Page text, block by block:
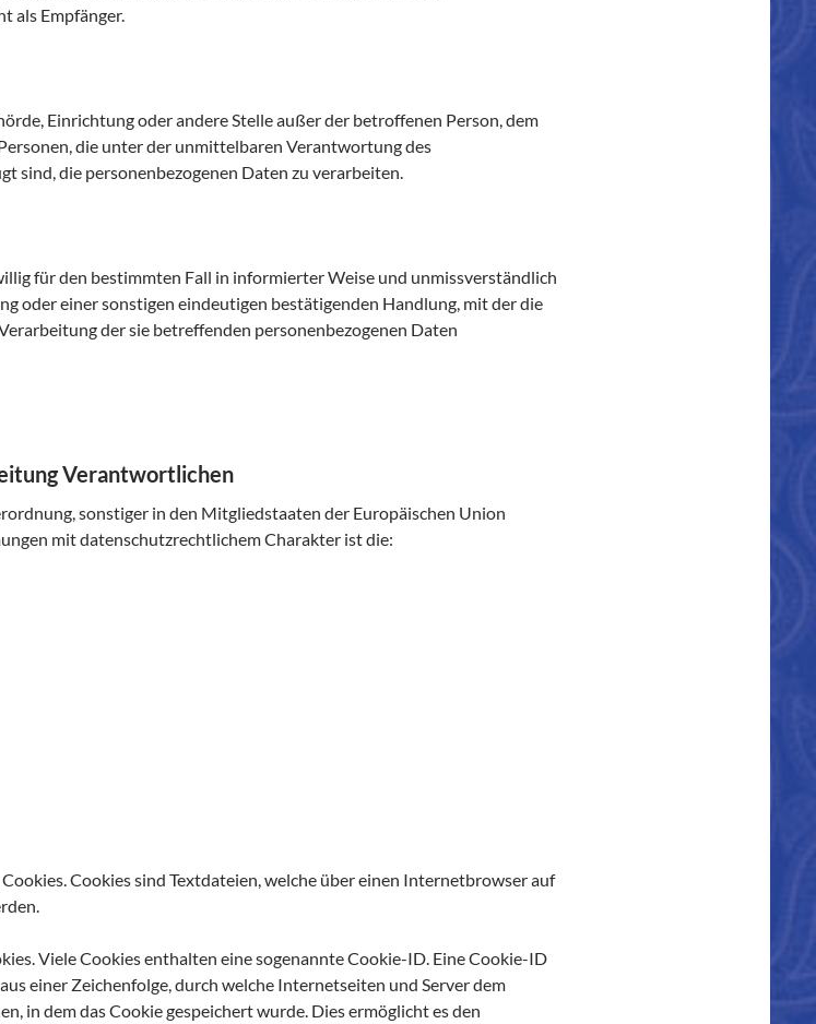
als Empfänger.
Einrichtung oder andere Stelle außer der betroffenen Person, dem
die unter der unmittelbaren Verantwortung des
sind, die personenbezogenen Daten zu verarbeiten.
für den bestimmten Fall in informierter Weise und unmissverständlich
oder einer sonstigen eindeutigen bestätigenden Handlung, mit der die
der sie betreffenden personenbezogenen Daten
Verantwortlichen
sonstiger in den Mitgliedstaaten der Europäischen Union
mit datenschutzrechtlichem Charakter ist die:
Cookies sind Textdateien, welche über einen Internetbrowser auf
Viele Cookies enthalten eine sogenannte Cookie-ID. Eine Cookie-ID
einer Zeichenfolge, durch welche Internetseiten und Server dem
in dem das Cookie gespeichert wurde. Dies ermöglicht es den